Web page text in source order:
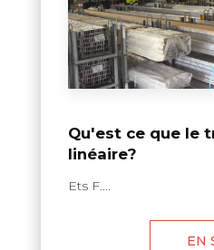
Qu'est ce que le
linéaire?
Ets F....
EN